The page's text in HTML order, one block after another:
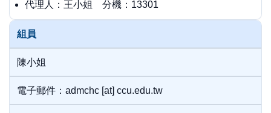
代理人：王小姐 分機：13301
組員
陳小姐
電子郵件：admchc [at] ccu.edu.tw